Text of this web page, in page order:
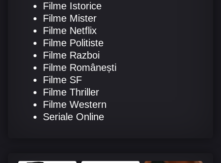
Filme Istorice
Filme Mister
Filme Netflix
Filme Politiste
Filme Razboi
Filme Românești
Filme SF
Filme Thriller
Filme Western
Seriale Online